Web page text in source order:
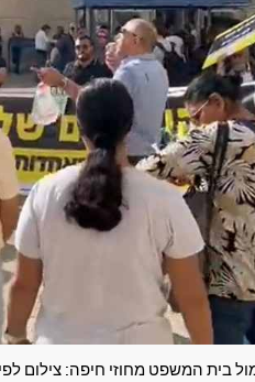
בית המשפט מחוזי חיפה: צילום לפי ס'